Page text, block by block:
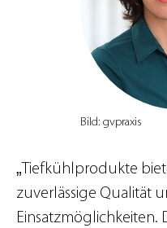
Bild: gvpraxis
„ Tiefkühlprodukte
zuverlässige Qualität
Einsatzmöglichkeiten.